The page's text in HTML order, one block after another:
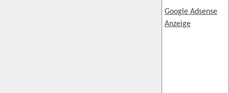
Google Adsense
Anzeige